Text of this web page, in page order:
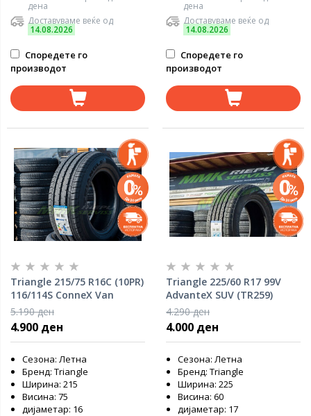
дена
Доставуваме веќе од
14.08.2026
Споредете го
производот
дена
Доставуваме веќе од
14.08.2026
Споредете го
производот
Triangle 215/75 R16C (10PR)
116/114S ConneX Van
(TV701)
5.190 ден
4.900 ден
Сезона: Летна
Бренд: Triangle
Ширина: 215
Висина: 75
дијаметар: 16
Triangle 225/60 R17 99V
AdvanteX SUV (TR259)
4.290 ден
4.000 ден
Сезона: Летна
Бренд: Triangle
Ширина: 225
Висина: 60
дијаметар: 17